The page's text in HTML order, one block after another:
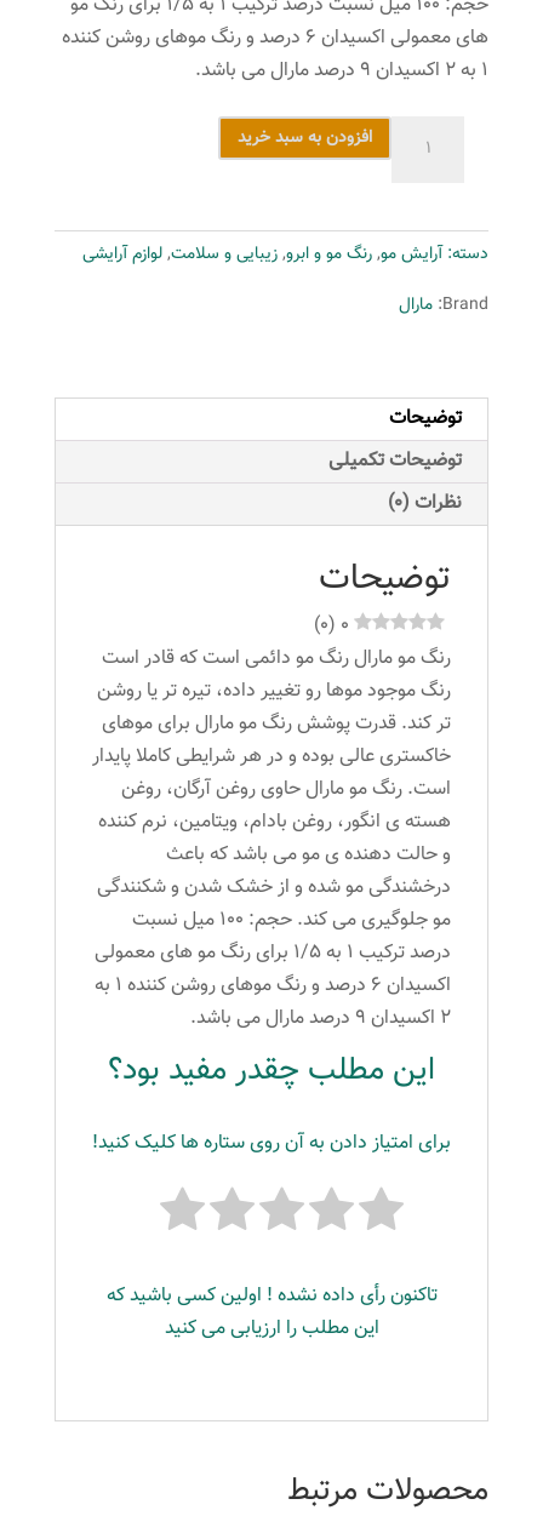
های معمولی اکسیدان ۶ درصد و رنگ موهای روشن کننده
۱ به ۲ اکسیدان ۹ درصد مارال می باشد.
سری
طبیعی
مدل
روشن
اکسترا
شماره
5.00
عدد
افزودن به سبد خرید
دسته:آرایش مو,رنگ مو و ابرو,زیبایی و سلامت,لوازم آرایشی
Brand: مارال
توضیحات
توضیحات تکمیلی
نظرات (0)
توضیحات
0
(
0
)
رنگ مو مارال رنگ مو دائمی است که قادر است
رنگ موجود موها رو تغییر داده، تیره تر یا روشن
تر کند. قدرت پوشش رنگ مو مارال برای موهای
خاکستری عالی بوده و در هر شرایطی کاملا پایدار
است. رنگ مو مارال حاوی روغن آرگان، روغن
هسته ی انگور، روغن بادام، ویتامین، نرم کننده
و حالت دهنده ی مو می باشد که باعث
درخشندگی مو شده و از خشک شدن و شکنندگی
مو جلوگیری می کند. حجم: ۱۰۰ میل نسبت
درصد ترکیب ۱ به ۱/۵ برای رنگ مو های معمولی
اکسیدان ۶ درصد و رنگ موهای روشن کننده ۱ به
۲ اکسیدان ۹ درصد مارال می باشد.
این مطلب چقدر مفید بود؟
برای امتیاز دادن به آن روی ستاره ها کلیک کنید!
تاکنون رأی داده نشده ! اولین کسی باشید که
این مطلب را ارزیابی می کنید
محصولات مرتبط